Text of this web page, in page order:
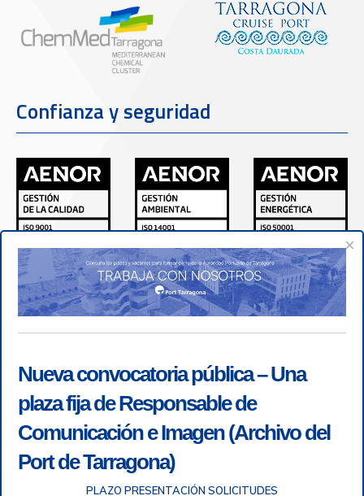
Confianza y seguridad
×
Nueva convocatoria pública – Una
plaza fija de Responsable de
Comunicación e Imagen (Archivo del
Port de Tarragona)
PLAZO PRESENTACIÓN SOLICITUDES